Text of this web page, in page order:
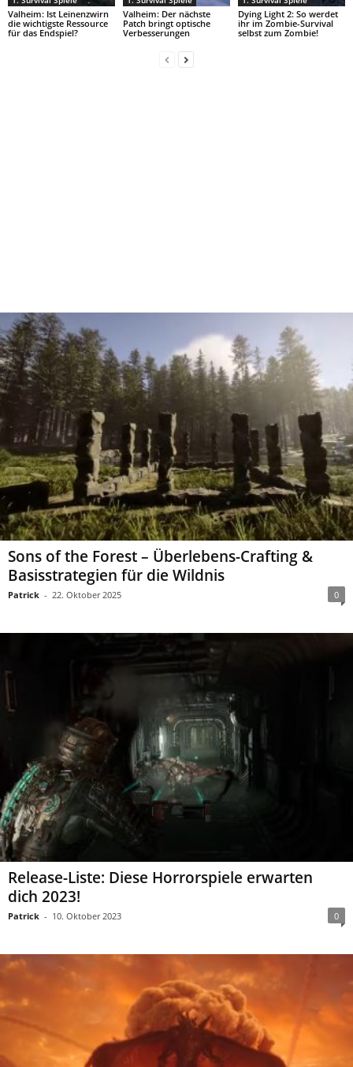
Valheim: Ist Leinenzwirn
die wichtigste Ressource
für das Endspiel?
Valheim: Der nächste
Patch bringt optische
Verbesserungen
Dying Light 2: So werdet
ihr im Zombie-Survival
selbst zum Zombie!
Sons of the Forest – Überlebens-Crafting &
Basisstrategien für die Wildnis
Patrick - 22. Oktober 2025 0
Release-Liste: Diese Horrorspiele erwarten
dich 2023!
Patrick - 10. Oktober 2023 0